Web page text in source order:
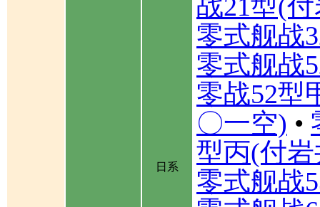
日系
战21型(
零式舰战
零式舰战
零战52型
〇一空) •
型丙(付
零式舰战